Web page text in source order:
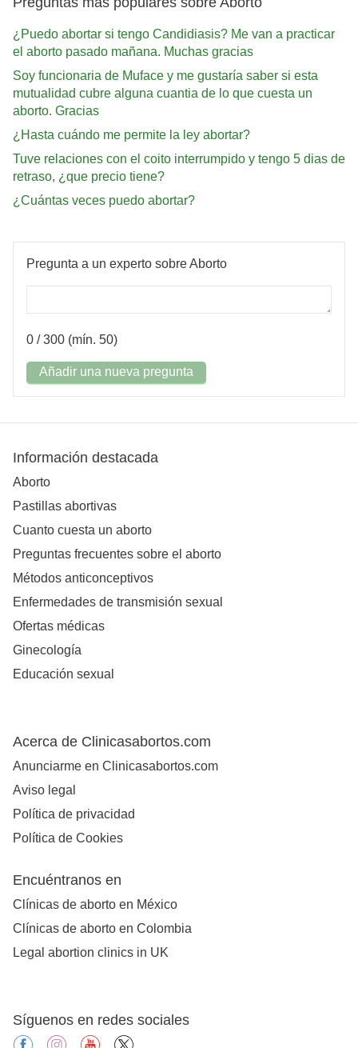
¿Puedo abortar si tengo Candidiasis? Me van a practicar
el aborto pasado mañana. Muchas gracias
Soy funcionaria de Muface y me gustaría saber si esta
mutualidad cubre alguna cuantia de lo que cuesta un
aborto. Gracias
¿Hasta cuándo me permite la ley abortar?
Tuve relaciones con el coito interrumpido y tengo 5 dias de
retraso, ¿que precio tiene?
¿Cuántas veces puedo abortar?
Pregunta a un experto sobre Aborto
0 / 300 (mín. 50)
Añadir una nueva pregunta
Información destacada
Aborto
Pastillas abortivas
Cuanto cuesta un aborto
Preguntas frecuentes sobre el aborto
Métodos anticonceptivos
Enfermedades de transmisión sexual
Ofertas médicas
Ginecología
Educación sexual
Acerca de Clinicasabortos.com
Anunciarme en Clinicasabortos.com
Aviso legal
Política de privacidad
Política de Cookies
Encuéntranos en
Clínicas de aborto en México
Clínicas de aborto en Colombia
Legal abortion clinics in UK
Síguenos en redes sociales
facebookinstagramyoutube